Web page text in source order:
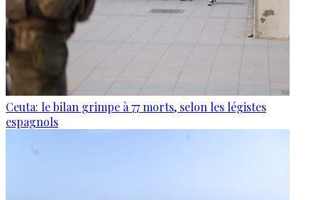
Ceuta: le bilan grimpe à 77 morts, selon les légistes
espagnols